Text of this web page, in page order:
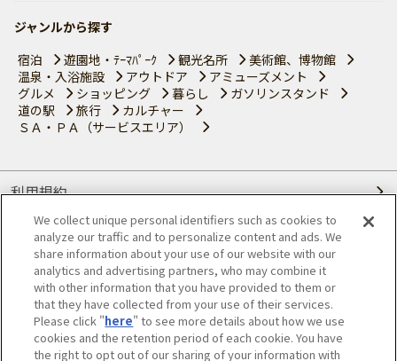
ジャンルから探す
宿泊
遊園地・ﾃｰﾏﾊﾟｰｸ 観光名所
美術館、博物館
温泉・入浴施設
アウトドア
アミューズメント
グルメ
ショッピング 暮らし
ガソリンスタンド
道の駅
旅行
カルチャー
ＳＡ・ＰＡ（サービスエリア）
利用規約
個人情報の取り扱いについて
会員優待サービスの提携をご検討の方へ
JAFホームページ
© JAPAN AUTOMOBILE FEDERATION. All rights reserved.
We collect unique personal identifiers such as cookies to
analyze our traffic and to personalize content and ads. We
share information about your use of our website with our
analytics and advertising partners, who may combine it
with other information that you have provided to them or
that they have collected from your use of their services.
Please click "here" to see more details about how we use
cookies and the retention period of each cookie. You have
the right to opt out of our sharing of your information with